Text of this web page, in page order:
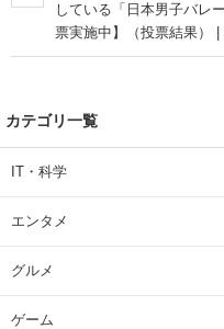
している「日本男子バレ
票実施中】（投票結果）
カテゴリ一覧
IT・科学
エンタメ
グルメ
ゲーム